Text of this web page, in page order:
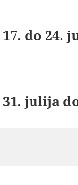
do 24.
julija